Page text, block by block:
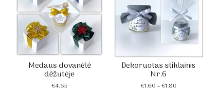
Medaus dovanėlė
dėžutėje
€4.65
Dekoruotas stiklainis
Nr.6
€1.60 –€1.80Price